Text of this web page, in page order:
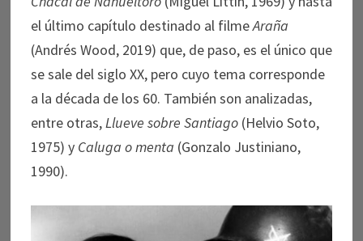
el último capítulo destinado al filmeAraña
(Andrés Wood, 2019) que, de paso, es el único que
se sale del siglo XX, pero cuyo tema corresponde
a la década de los 60. También son analizadas,
entre otras,Llueve sobre Santiago(Helvio Soto,
1975) y Caluga o menta (Gonzalo Justiniano,
1990).